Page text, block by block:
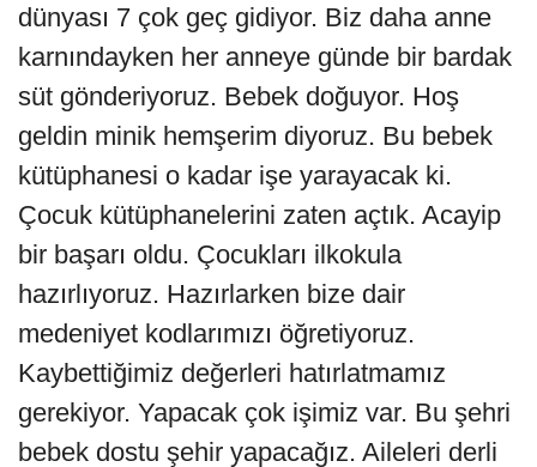
dünyası 7 çok geç gidiyor. Biz daha anne
karnındayken her anneye günde bir bardak
süt gönderiyoruz. Bebek doğuyor. Hoş
geldin minik hemşerim diyoruz. Bu bebek
kütüphanesi o kadar işe yarayacak ki.
Çocuk kütüphanelerini zaten açtık. Acayip
bir başarı oldu. Çocukları ilkokula
hazırlıyoruz. Hazırlarken bize dair
medeniyet kodlarımızı öğretiyoruz.
Kaybettiğimiz değerleri hatırlatmamız
gerekiyor. Yapacak çok işimiz var. Bu şehri
bebek dostu şehir yapacağız. Aileleri derli